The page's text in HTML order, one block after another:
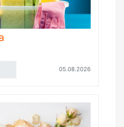
05.08.2026